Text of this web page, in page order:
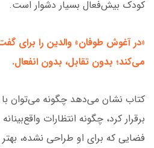
کودک بیش‌فعال بسیار دشوار است.
«در آغوش طوفان» والدین را برای
می‌کند؛ بدون تقابل، بدون انفعال.
کتاب نشان می‌دهد چگونه می‌توان با
برقرار کرد، چگونه انتظارات
فضایی که برای او طراحی نشده،